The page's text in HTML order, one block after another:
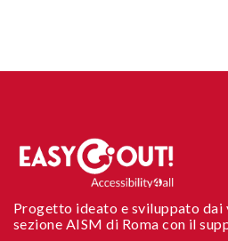
Progetto ideato e sviluppato dai
sezione AISM di Roma con il